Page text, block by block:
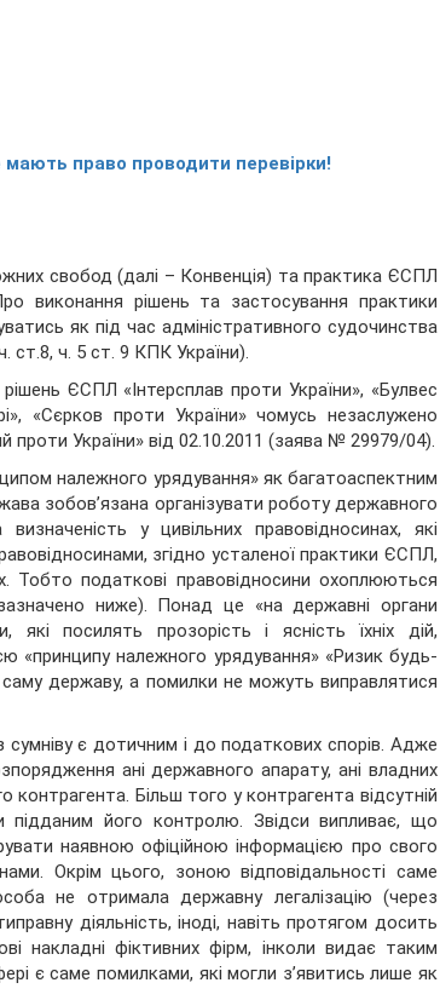
мають право проводити перевірки!
свобод (далі – Конвенція) та практика ЄСПЛ
виконання рішень та застосування практики
як під час адміністративного судочинства
ст.8, ч. 5 ст. 9 КПК України).
ЄСПЛ «Інтерсплав проти України», «Булвес
«Сєрков проти України» чомусь незаслужено
України» від 02.10.2011 (заява № 29979/04).
належного урядування» як багатоаспектним
зобов’язана організувати роботу державного
у цивільних правовідносинах, які
згідно усталеної практики ЄСПЛ,
Тобто податкові правовідносини охоплюються
ниже). Понад це «на державні органи
посилять прозорість і ясність їхніх дій,
«принципу належного урядування» «Ризик будь-
державу, а помилки не можуть виправлятися
є дотичним і до податкових спорів. Адже
ані державного апарату, ані владних
Більш того у контрагента відсутній
підданим його контролю. Звідси випливає, що
наявною офіційною інформацією про свого
Окрім цього, зоною відповідальності саме
не отримала державну легалізацію (через
діяльність, іноді, навіть протягом досить
накладні фіктивних фірм, інколи видає таким
є саме помилками, які могли з’явитись лише як